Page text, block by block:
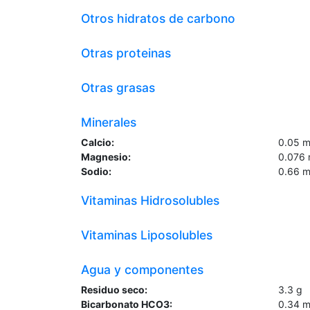
Otros hidratos de carbono
Otras proteinas
Otras grasas
Minerales
Calcio: 0.05
Magnesio:
0.076
Sodio:
0.66
Vitaminas Hidrosolubles
Vitaminas Liposolubles
Agua y componentes
Residuo seco: 3.3 g
Bicarbonato HCO3:
0.34